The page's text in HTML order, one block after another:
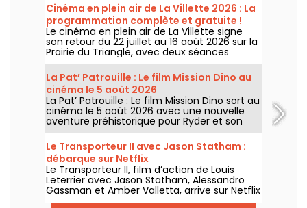
Cinéma en plein air de La Villette 2026 : La
programmation complète et gratuite !
Le cinéma en plein air de La Villette signe
son retour du 22 juillet au 16 août 2026 sur la
Prairie du Triangle, avec deux séances
gratuites par jour, à 18h et 21h. Pour cette
35e édition, le festival met à l’honneur le
thème “L’appel de la forêt”. Découvrez la
programmation complète et gratuite !
La Pat’ Patrouille : Le film Mission Dino au
cinéma le 5 août 2026
La Pat’ Patrouille : Le film Mission Dino sort au
cinéma le 5 août 2026 avec une nouvelle
aventure préhistorique pour Ryder et son
équipe.
Le Transporteur II avec Jason Statham :
débarque sur Netflix
Le Transporteur II, film d’action de Louis
Leterrier avec Jason Statham, Alessandro
Gassman et Amber Valletta, arrive sur Netflix
le 29 juillet 2026.